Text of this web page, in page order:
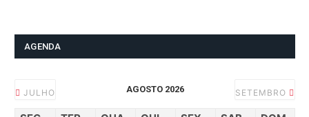
AGENDA
JULHO AGOSTO 2026 SETEMBRO